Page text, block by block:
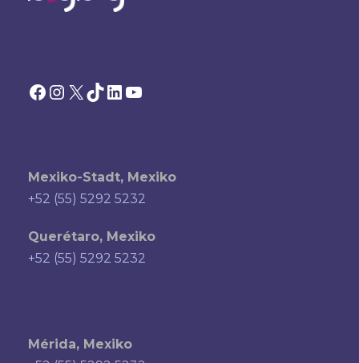
Facebook Instagram X TikTok LinkedIn YouTube
Mexiko-Stadt, Mexiko
+52 (55) 5292 5232
Querétaro, Mexiko
+52 (55) 5292 5232
Mérida, Mexiko